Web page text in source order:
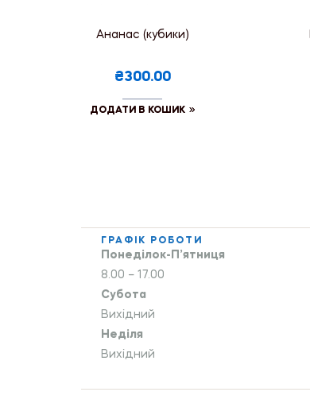
Ананас (кубики)
₴300.00
ДОДАТИ В КОШИК
ГРАФІК РОБОТИ
Понеділок-П’ятниця
8.00 – 17.00
Субота
Вихідний
Неділя
Вихідний